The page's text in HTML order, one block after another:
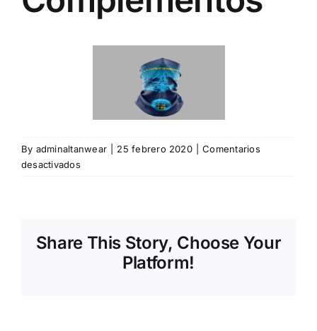
ALTAN QR
TRABAJOS REALIZADOS
CATÁLOGOS
By adminaltanwear 25 febrero 2020
Comentarios
desactivadosen
Share This Story, Choose Your
Platform!